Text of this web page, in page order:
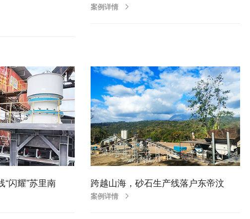
案例详情
闪耀”苏里南 跨越山海，砂石生产线落户东帝汶
案例详情